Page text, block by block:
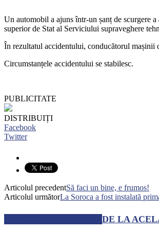
Un automobil a ajuns într-un șanț de scurgere
superior de Stat al Serviciului supraveghere
În rezultatul accidentului, conducătorul mașinii
Circumstanțele accidentului se stabilesc.
PUBLICITATE
DISTRIBUIȚI
Facebook
Twitter
Articolul precedentSă faci un bine, e frumos!
Articolul următorLa Soroca a fost instalată
DE LA